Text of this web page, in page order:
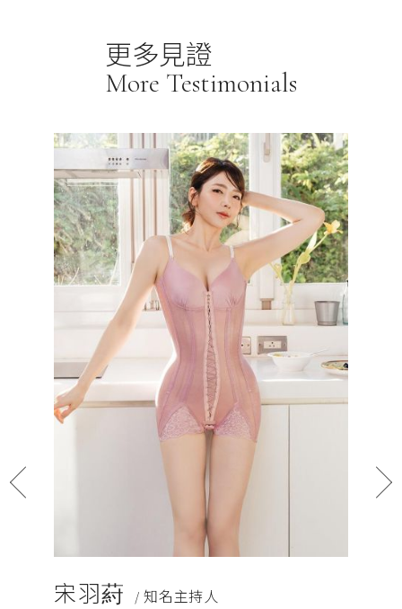
更多見證
More Testimonials
宋羽葤 / 知名主持人